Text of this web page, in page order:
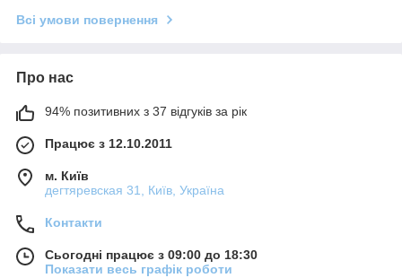
Всі умови повернення
Про нас
94% позитивних з 37 відгуків за рік
Працює з 12.10.2011
м. Київ
дегтяревская 31, Київ, Україна
Контакти
Сьогодні працює з 09:00 до 18:30
Показати весь графік роботи